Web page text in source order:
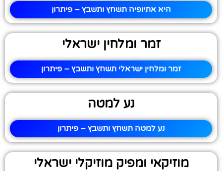
היא אתיופיה תשחץ ותשבץ – פיתרון
זמר ומלחין ישראלי
זמר ומלחין ישראלי תשחץ ותשבץ – פיתרון
נע למטה
נע למטה תשחץ ותשבץ – פיתרון
מוזיקאי ומפיק מוזיקלי ישראלי